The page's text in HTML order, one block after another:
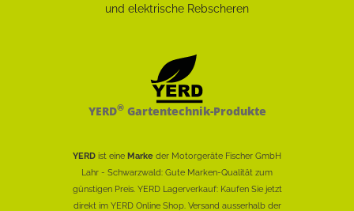
YERD®Gartentechnik-Produkte
YERD ist eine Marke der Motorgeräte Fischer GmbH
Lahr - Schwarzwald: Gute Marken-Qualität zum
günstigen Preis. YERD Lagerverkauf: Kaufen Sie jetzt
direkt im YERD Online Shop. Versand ausserhalb der